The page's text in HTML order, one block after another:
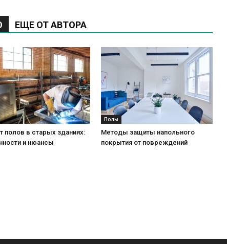
ЕЩЕ ОТ АВТОРА
полов в старых зданиях:
и нюансы
Полы
Методы защиты напольного
покрытия от повреждений